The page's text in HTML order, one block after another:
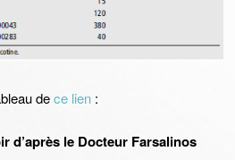
dece lien:
d’après le Docteur Farsalinos